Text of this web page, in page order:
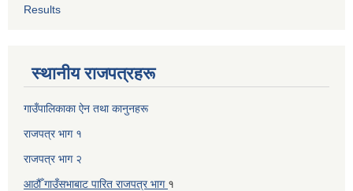
Results
स्थानीय राजपत्रहरू
गाउँपालिकाका ऐन तथा कानुनहरू
राजपत्र भाग १
राजपत्र भाग २
आठौँ गाउँसभाबाट पारित राजपत्र भाग १